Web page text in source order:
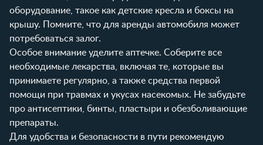
оборудование, такое как детские кресла и боксы на
крышу. Помните, что для аренды автомобиля может
потребоваться залог.
Особое внимание уделите аптечке. Соберите все
необходимые лекарства, включая те, которые вы
принимаете регулярно, а также средства первой
помощи при травмах и укусах насекомых. Не забудьте
про антисептики, бинты, пластыри и обезболивающие
препараты.
Для удобства и безопасности в пути рекомендую